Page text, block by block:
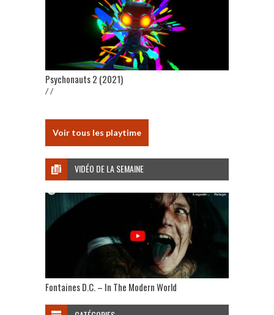
Psychonauts 2 (2021)
/ /
Voir tous les playtime
VIDÉO DE LA SEMAINE
Fontaines D.C. – In The Modern World